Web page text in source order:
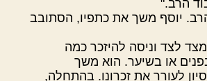
הרב."
יוסף משך את כתפיו, הסתובב
לצד וניסה להיזכר כמה
או בשיער. הוא משך
לעורר את זכרונו. בהתחלה,